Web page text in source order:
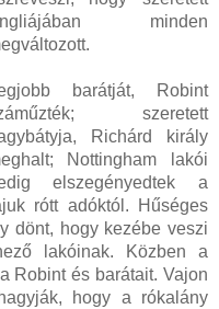
minden
barátját, Robint
szeretett
Richárd király
Nottingham lakói
elszegényedtek a
rótt adóktól. Hűséges
dönt, hogy kezébe veszi
lakóinak. Közben a
Robint és barátait. Vajon
hogy a rókalány